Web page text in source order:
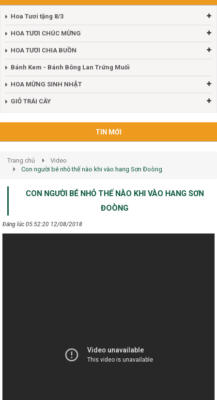
Hoa Tươi tặng 8/3
HOA TƯƠI CHÚC MỪNG
HOA TƯƠI CHIA BUỒN
Bánh Kem - Bánh Bông Lan Trứng Muối
HOA MỪNG SINH NHẬT
GIỎ TRÁI CÂY
TIN MỚI
Trang chủ
Video
Con người bé nhỏ thế nào khi vào hang Sơn Đoòng
CON NGƯỜI BÉ NHỎ THẾ NÀO KHI VÀO HANG SƠN
ĐOÒNG
Đăng lúc 05:52:20 12/08/2018